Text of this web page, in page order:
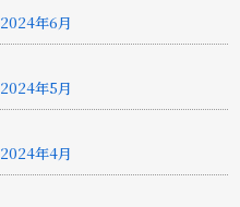
2024年6月
2024年5月
2024年4月